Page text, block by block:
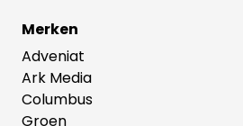
Merken
Adveniat
Ark Media
Columbus
Groen